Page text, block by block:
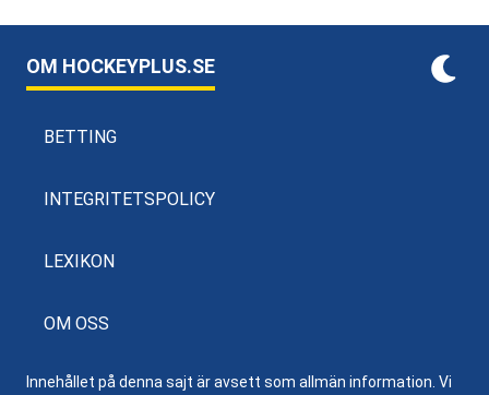
OM HOCKEYPLUS.SE
BETTING
INTEGRITETSPOLICY
LEXIKON
OM OSS
Innehållet på denna sajt är avsett som allmän information. Vi